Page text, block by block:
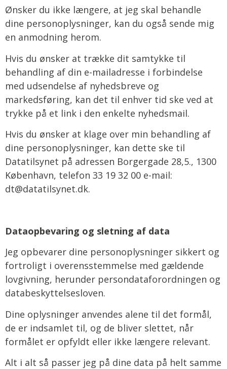
Ønsker du ikke længere, at jeg skal behandle
dine personoplysninger, kan du også sende mig
en anmodning herom.
Hvis du ønsker at trække dit samtykke til
behandling af din e-mailadresse i forbindelse
med udsendelse af nyhedsbreve og
markedsføring, kan det til enhver tid ske ved at
trykke på et link i den enkelte nyhedsmail.
Hvis du ønsker at klage over min behandling af
dine personoplysninger, kan dette ske til
Datatilsynet på adressen Borgergade 28,5., 1300
København, telefon 33 19 32 00 e-mail:
dt@datatilsynet.dk.
Dataopbevaring og sletning af data
Jeg opbevarer dine personoplysninger sikkert og
fortroligt i overensstemmelse med gældende
lovgivning, herunder persondataforordningen og
databeskyttelsesloven.
Dine oplysninger anvendes alene til det formål,
de er indsamlet til, og de bliver slettet, når
formålet er opfyldt eller ikke længere relevant.
Alt i alt så passer jeg på dine data på helt samme